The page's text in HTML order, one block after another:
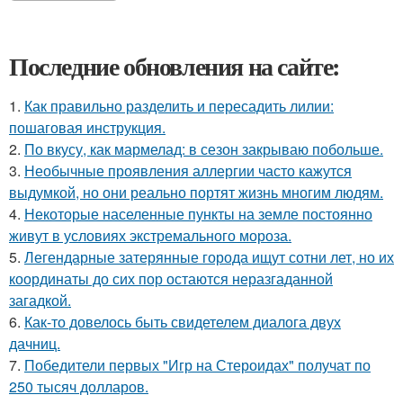
Последние обновления на сайте:
1. Как правильно разделить и пересадить лилии:
пошаговая инструкция.
2. По вкусу, как мармелад: в сезон закрываю побольше.
3. Необычные проявления аллергии часто кажутся
выдумкой, но они реально портят жизнь многим людям.
4. Некоторые населенные пункты на земле постоянно
живут в условиях экстремального мороза.
5. Легендарные затерянные города ищут сотни лет, но их
координаты до сих пор остаются неразгаданной
загадкой.
6. Как-то довелось быть свидетелем диалога двух
дачниц.
7. Победители первых "Игр на Стероидах" получат по
250 тысяч долларов.